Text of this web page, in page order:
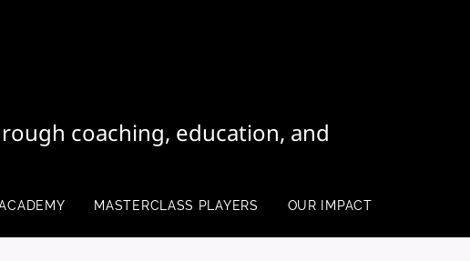
coaching, education, and
MASTERCLASS PLAYERS OUR IMPACT